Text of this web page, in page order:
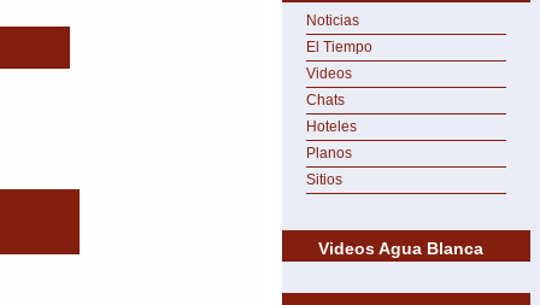
Noticias
El Tiempo
Videos
Chats
Hoteles
Planos
Sitios
Videos Agua Blanca